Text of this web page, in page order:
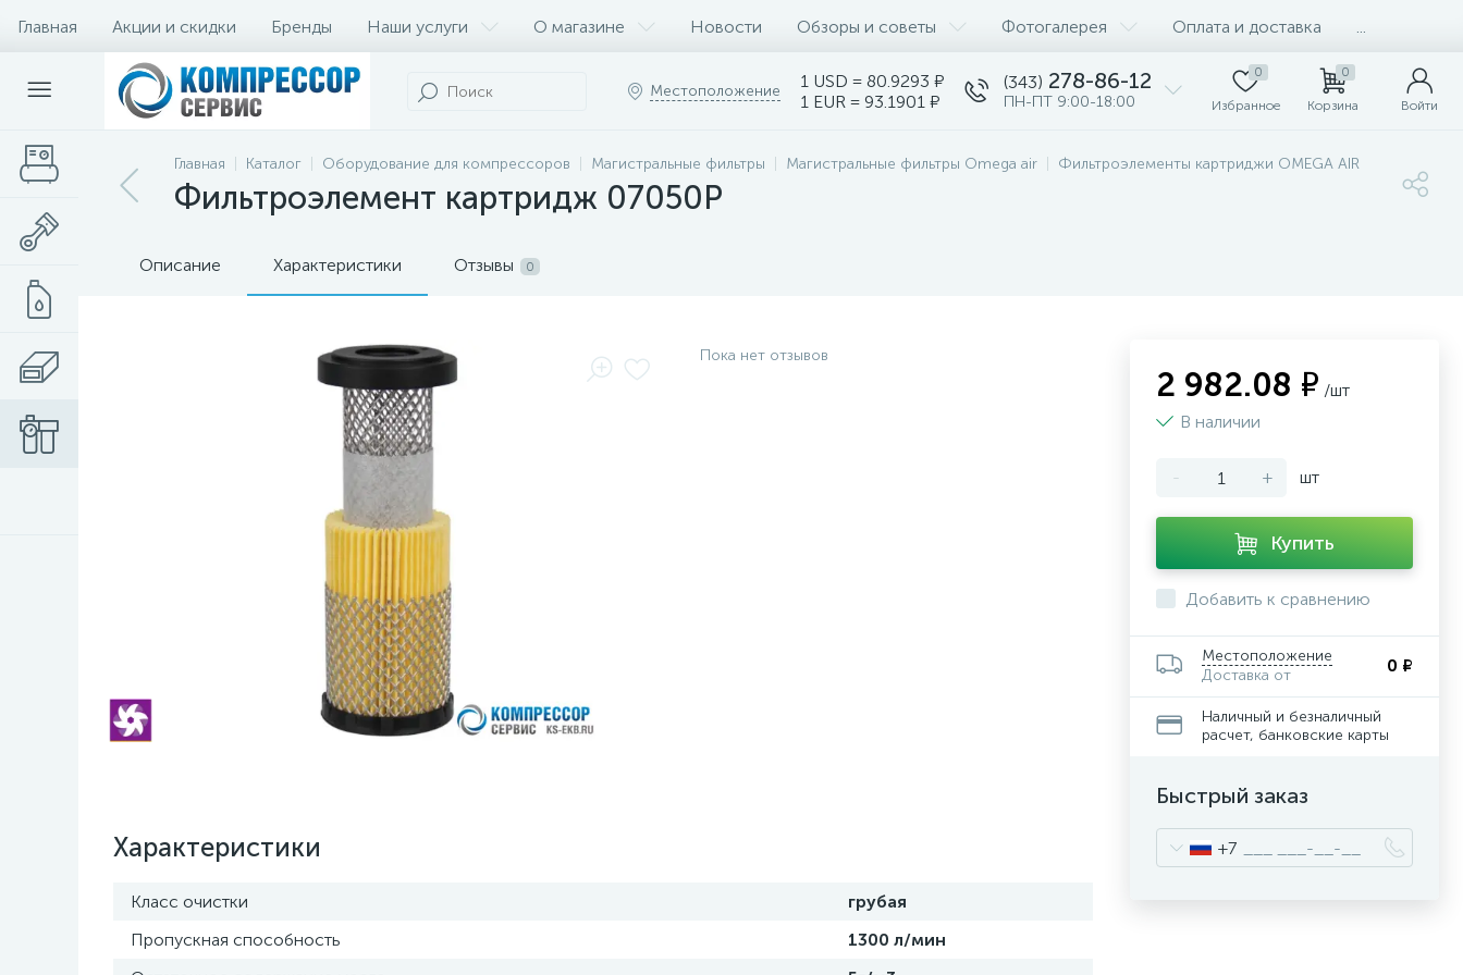
Главная Акции и скидки Бренды Наши услуги О магазине Новости Обзоры и советы Фотогалерея Оплата и доставка
Местоположение
1 USD = 80.9293 ₽
1 EUR = 93.1901 ₽
(343) 278-86-12
ПН-ПТ 9:00-18:00
0
Избранное
0
Корзина Войти
Главная Каталог Оборудование для компрессоров Магистральные фильтры Магистральные фильтры Omega air Фильтроэлементы картриджи OMEGA AIR
Фильтроэлемент картридж 07050P
Описание Характеристики Отзывы 0
Пока нет отзывов
Характеристики
Класс очистки
грубая
Пропускная способность
1300 л/мин
2 982.08 ₽ /шт
В наличии
- + шт
Купить
Добавить к сравнению
Местоположение
Доставка от
0 ₽
Наличный и безналичный
расчет, банковские карты
Быстрый заказ
+7